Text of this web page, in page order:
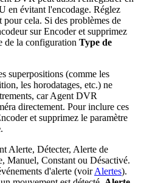
en évitant l'encodage. Réglez
cela. Si des problèmes de
sur Encoder et supprimez
de la configuration Type de
superpositions (comme les
les horodatages, etc.) ne
car Agent DVR
directement. Pour inclure ces
et supprimez le paramètre
.
Alerte, Détecter, Alerte de
Manuel, Constant ou Désactivé.
d'alerte (voirAlertes).